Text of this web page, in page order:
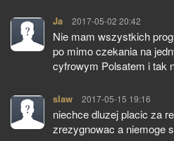
Ja pisze:
2017-05-02 20:42
Nie mam wszystkich
po mimo czekania na
cyfrowym Polsatem i tak
slaw pisze:
2017-05-15 19:16
niechce dluzej placic za
zrezygnowac a niemoge